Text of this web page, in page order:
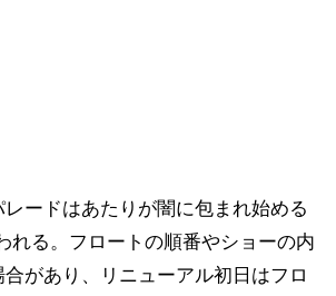
ードはあたりが闇に包まれ始める
れる。フロートの順番やショーの内
があり、リニューアル初日はフロ